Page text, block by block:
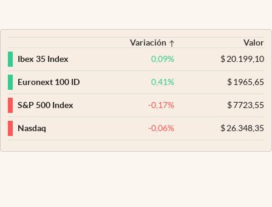
Variación
Valor
Ibex 35 Index
0,09% $20.199,10
Euronext 100 ID 0,41% $1965,65
S&P 500 Index -0,17% $7723,55
Nasdaq -0,06% $26.348,35